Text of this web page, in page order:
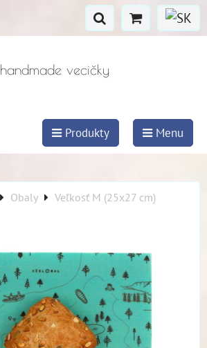
handmade vecičky
Produkty Menu
Obaly Veľkosť M (25x27 cm)